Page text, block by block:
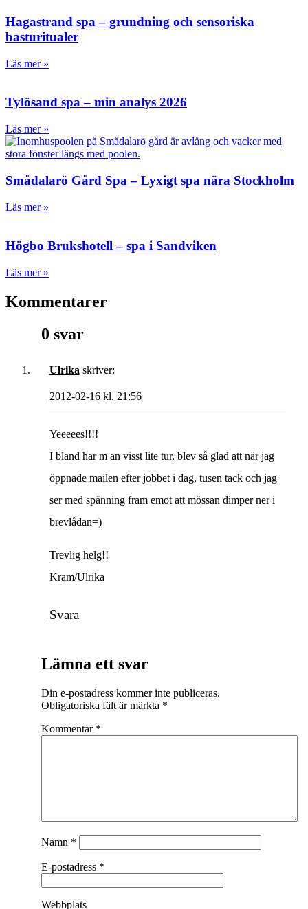
Hagastrand spa – grundning och sensoriska
basturitualer
Läs mer »
Tylösand spa – min analys 2026
Läs mer »
Smådalarö Gård Spa – Lyxigt spa nära Stockholm
Läs mer »
Högbo Brukshotell – spa i Sandviken
Läs mer »
Kommentarer
0 svar
Ulrika skriver:
2012-02-16 kl. 21:56
Yeeeees!!!!
I bland har m an visst lite tur, blev så glad att när jag
öppnade mailen efter jobbet i dag, tusen tack och jag
ser med spänning fram emot att mössan dimper ner i
brevlådan=)
Trevlig helg!!
Kram/Ulrika
Svara
Lämna ett svar
Din e-postadress kommer inte publiceras.
Obligatoriska fält är märkta *
Kommentar *
Namn *
E-postadress *
Webbplats